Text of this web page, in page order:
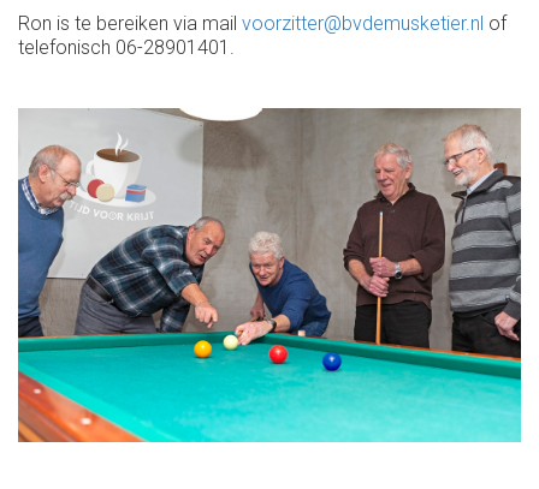
Ron is te bereiken via mail voorzitter@bvdemusketier.nl of
telefonisch 06-28901401.